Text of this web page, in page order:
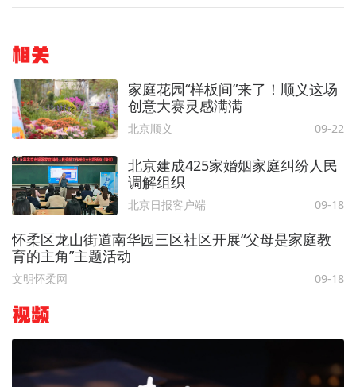
相关
家庭花园“样板间”来了！顺义这场
创意大赛灵感满满
北京顺义 09-22
北京建成425家婚姻家庭纠纷人民
调解组织
北京日报客户端 09-18
怀柔区龙山街道南华园三区社区开展“父母是家庭教
育的主角”主题活动
文明怀柔网 09-18
视频